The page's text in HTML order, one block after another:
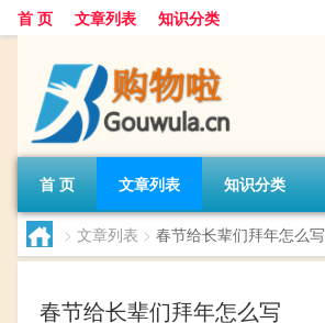
首 页 文章列表 知识分类
首 页 文章列表 知识分类
> 文章列表 > 春节给长辈们拜年怎么写
春节给长辈们拜年怎么写